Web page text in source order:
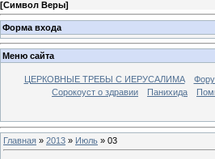
[Символ Веры]
Форма входа
Меню сайта
ЦЕРКОВНЫЕ ТРЕБЫ С ИЕРУСАЛИМА
Сорокоуст о здравии
Панихида
Главная » 2013 » Июль » 03